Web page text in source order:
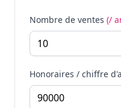
Nombre de ventes (/
Honoraires / chiffre